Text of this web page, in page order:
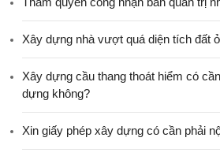
Xây dựng nhà vượt quá diện tích đất
Xây dựng cầu thang thoát hiểm có
dựng không?
Xin giấy phép xây dựng có cần phải